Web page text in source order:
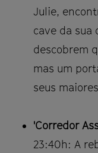
Julie,
cave da sua
descobrem
mas um
seus
'Corredor
23:40h: A